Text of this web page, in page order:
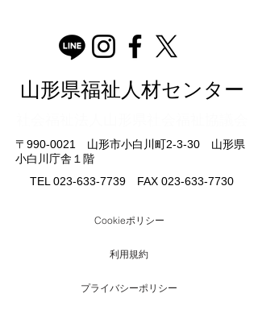
山形県福祉人材センター
〒990-0021 山形市小白川町2-3-30 山形県
小白川庁舎１階
TEL 023-633-7739 FAX 023-633-7730
Cookieポリシー
利用規約
プライバシーポリシー